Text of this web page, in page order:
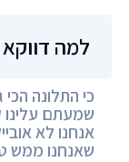
למה דווקא SUMIT?
כי התלונה
שמעתם עלינו
אנחנו לא
שאנחנו ממש